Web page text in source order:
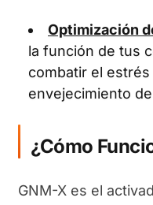
Optimización
la función de tus
combatir el
envejecimiento
¿Cómo
GNM-X es el